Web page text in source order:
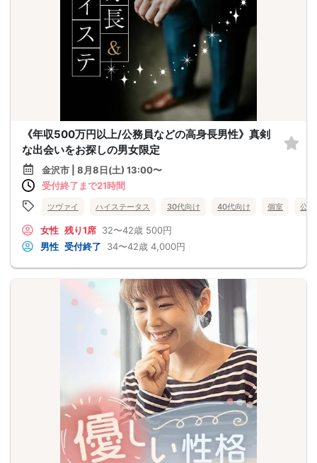
《年収500万円以上/公務員などの高身長男性》真剣
な出会いをお探しの男女限定
金沢市 | 8月8日(土) 13:00〜
受付終了まで21時間
ツヴァイ ハイステータス 30代向け 40代向け 個室 公
女性 残り1席 32〜42歳 500円
男性 受付終了 34〜42歳 4,000円